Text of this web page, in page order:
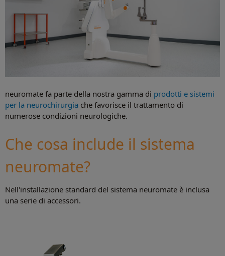
neuromate fa parte della nostra gamma di prodotti e sistemi
per la neurochirurgia che favorisce il trattamento di
numerose condizioni neurologiche.
Che cosa include il sistema
neuromate?
Nell'installazione standard del sistema neuromate è inclusa
una serie di accessori.